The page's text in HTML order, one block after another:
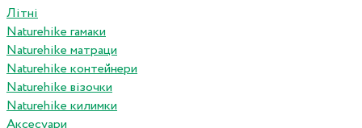
Літні
Naturehike гамаки
Naturehike матраци
Naturehike контейнери
Naturehike візочки
Naturehike килимки